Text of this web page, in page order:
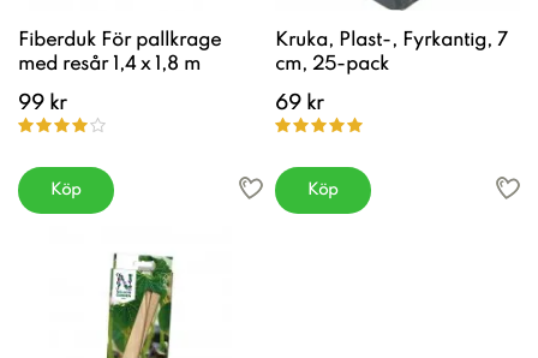
Fiberduk För pallkrage
med resår 1,4 x 1,8 m
99 kr
Köp
Kruka, Plast-, Fyrkantig, 7
cm, 25-pack
69 kr
Köp